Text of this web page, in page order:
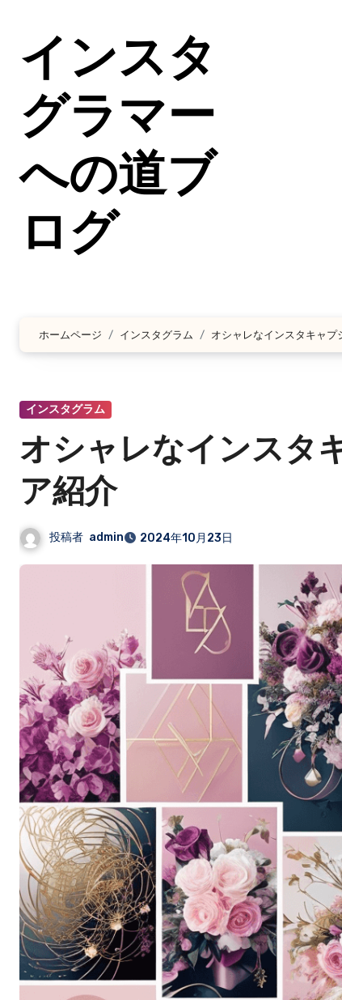
インスタ
グラマー
への道ブ
ログ
ホームページ インスタグラム オシャレなインスタキャ
インスタグラム
オシャレなインスタ
ア紹介
投稿者 admin 2024年10月23日